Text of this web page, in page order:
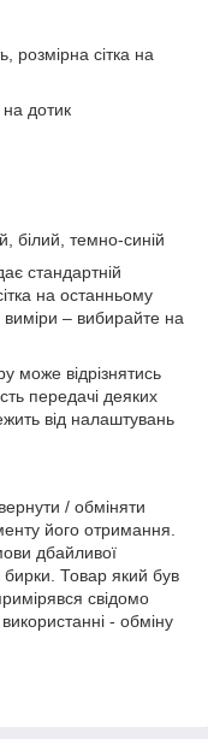
розмірна сітка на
дотик
білий, темно-синій
стандартній
на останньому
– вибирайте на
може відрізнятись
передачі деяких
від налаштувань
/ обміняти
його отримання.
дбайливої
бирки. Товар який був
свідомо
- обміну